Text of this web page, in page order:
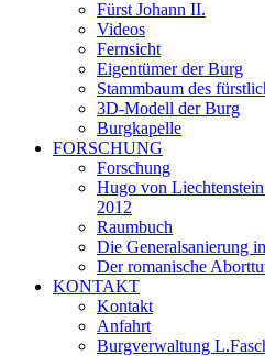
Fürst Johann II.
Videos
Fernsicht
Eigentümer der Burg
Stammbaum des
3D-Modell der Burg
Burgkapelle
FORSCHUNG
Forschung
Hugo von
2012
Raumbuch
Die Generalsanierung
Der romanische
KONTAKT
Kontakt
Anfahrt
Burgverwaltung